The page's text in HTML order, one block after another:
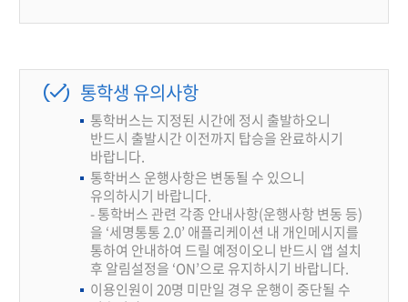
통학생 유의사항
통학버스는 지정된 시간에 정시 출발하오니
반드시 출발시간 이전까지 탑승을 완료하시기
바랍니다.
통학버스 운행사항은 변동될 수 있으니
유의하시기 바랍니다.
- 통학버스 관련 각종 안내사항(운행사항 변동 등)
을 ‘세명통통 2.0’ 애플리케이션 내 개인메시지를
통하여 안내하여 드릴 예정이오니 반드시 앱 설치
후 알림설정을 ‘ON’으로 유지하시기 바랍니다.
이용인원이 20명 미만일 경우 운행이 중단될 수